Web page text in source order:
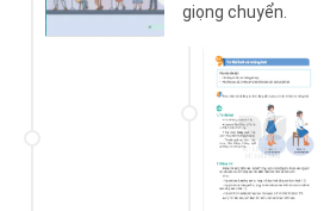
giọng chuyển.